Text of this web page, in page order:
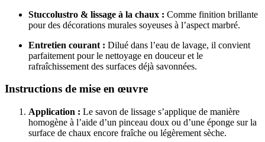
Stuccolustro & lissage à la chaux : Comme finition brillante
pour des décorations murales soyeuses à l’aspect marbré.
Entretien courant : Dilué dans l’eau de lavage, il convient
parfaitement pour le nettoyage en douceur et le
rafraîchissement des surfaces déjà savonnées.
Instructions de mise en œuvre
Application : Le savon de lissage s’applique de manière
homogène à l’aide d’un pinceau doux ou d’une éponge sur la
surface de chaux encore fraîche ou légèrement sèche.